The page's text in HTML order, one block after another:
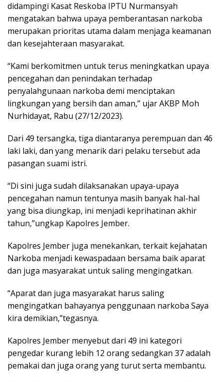
didampingi Kasat Reskoba IPTU Nurmansyah
mengatakan bahwa upaya pemberantasan narkoba
merupakan prioritas utama dalam menjaga keamanan
dan kesejahteraan masyarakat.
“Kami berkomitmen untuk terus meningkatkan upaya
pencegahan dan penindakan terhadap
penyalahgunaan narkoba demi menciptakan
lingkungan yang bersih dan aman,” ujar AKBP Moh
Nurhidayat, Rabu (27/12/2023).
Dari 49 tersangka, tiga diantaranya perempuan dan 46
laki laki, dan yang menarik dari pelaku tersebut ada
pasangan suami istri.
“Di sini juga sudah dilaksanakan upaya-upaya
pencegahan namun tentunya masih banyak hal-hal
yang bisa diungkap, ini menjadi keprihatinan akhir
tahun,”ungkap Kapolres Jember.
Kapolres Jember juga menekankan, terkait kejahatan
Narkoba menjadi kewaspadaan bersama baik aparat
dan juga masyarakat untuk saling mengingatkan.
“Aparat dan juga masyarakat harus saling
mengingatkan bahayanya penggunaan narkoba Saya
kira demikian,”tegasnya.
Kapolres Jember menyebut dari 49 ini kategori
pengedar kurang lebih 12 orang sedangkan 37 adalah
pemakai dan juga orang yang turut serta membantu.